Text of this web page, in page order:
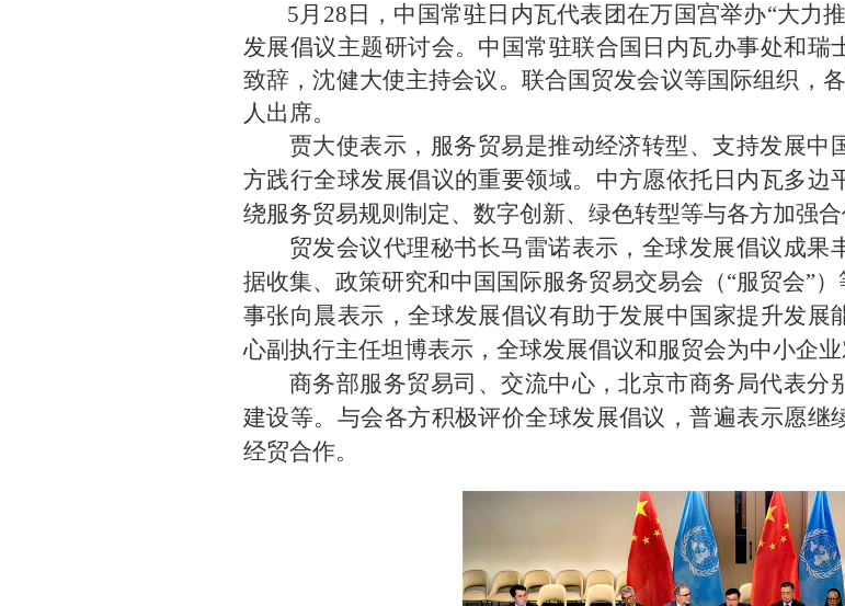
5月28日，中国常驻日内瓦代表团在万国宫举办“大力
发展倡议主题研讨会。中国常驻联合国日内瓦办事处和瑞
致辞，沈健大使主持会议。联合国贸发会议等国际组织，
人出席。
贾大使表示，服务贸易是推动经济转型、支持发展中
方践行全球发展倡议的重要领域。中方愿依托日内瓦多边
绕服务贸易规则制定、数字创新、绿色转型等与各方加强合
贸发会议代理秘书长马雷诺表示，全球发展倡议成果
据收集、政策研究和中国国际服务贸易交易会（“服贸会”
事张向晨表示，全球发展倡议有助于发展中国家提升发展
心副执行主任坦博表示，全球发展倡议和服贸会为中小企业
商务部服务贸易司、交流中心，北京市商务局代表分
建设等。与会各方积极评价全球发展倡议，普遍表示愿继
经贸合作。